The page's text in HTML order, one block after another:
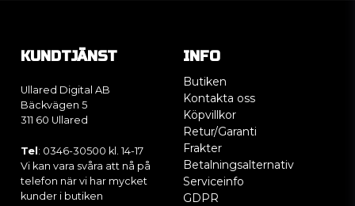
KUNDTJÄNST
Ullared Digital AB
Bäckvägen 5
311 60 Ullared
Tel : 0346-30500 kl. 14-17
Vi kan vara svåra att nå på
telefon när vi har mycket
kunder i butiken
INFO
Butiken
Kontakta oss
Köpvillkor
Retur/Garanti
Frakter
Betalningsalternativ
Serviceinfo
GDPR